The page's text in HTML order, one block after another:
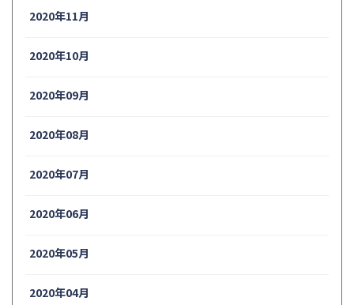
2020年11月
2020年10月
2020年09月
2020年08月
2020年07月
2020年06月
2020年05月
2020年04月